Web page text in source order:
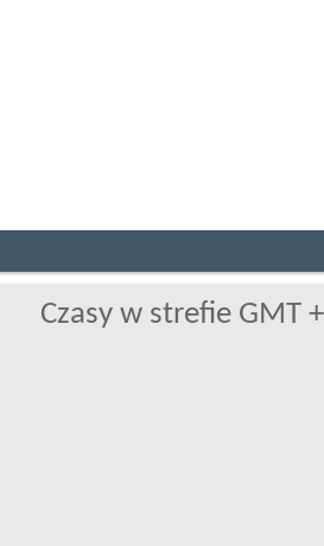
Czasy w strefie GMT